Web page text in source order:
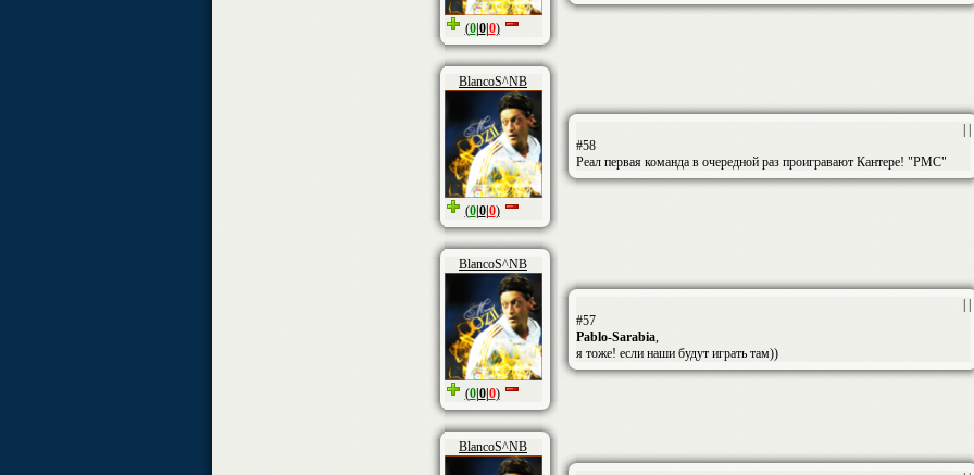
(0|0|0)
BlancoS^NB
(0|0|0)
#58
Реал первая команда в очередной раз проигравают Кантере! "РМС"
BlancoS^NB
(0|0|0)
#57
Pablo-Sarabia,
я тоже! если наши будут играть там))
BlancoS^NB